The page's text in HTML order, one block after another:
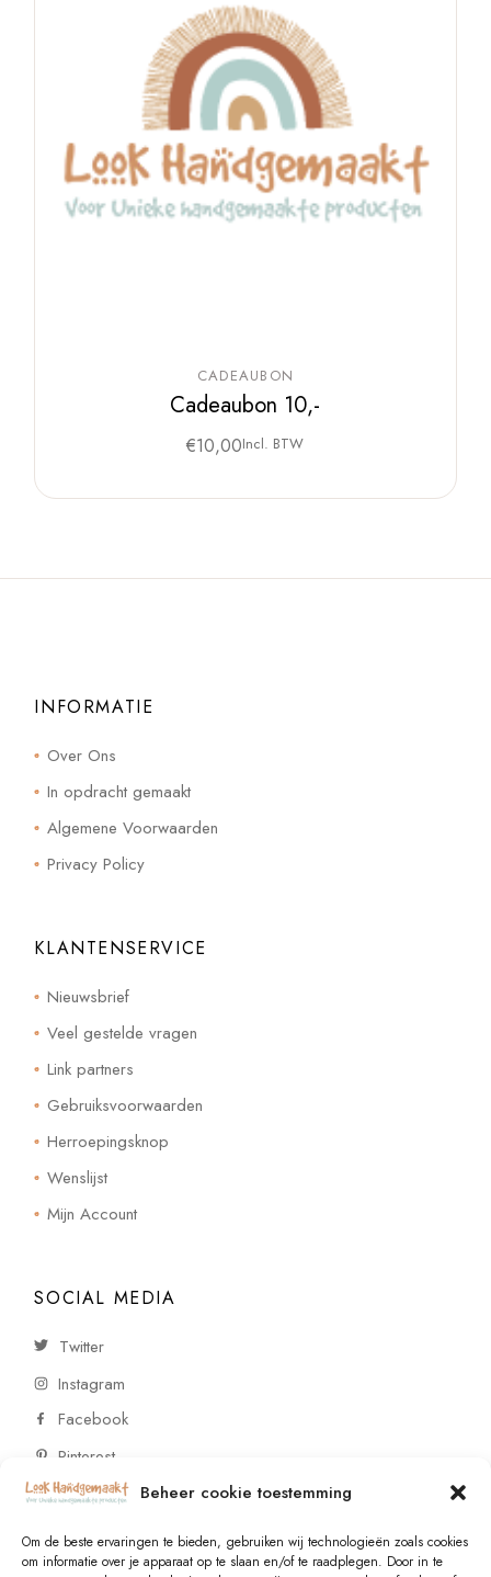
Beheer cookie toestemming
Om de beste ervaringen te bieden, gebruiken wij technologieën zoals cookies
om informatie over je apparaat op te slaan en/of te raadplegen. Door in te
CADEAUBON
Cadeaubon 10,-
€10,00Incl. BTW
INFORMATIE
Over Ons
In opdracht gemaakt
Algemene Voorwaarden
Privacy Policy
KLANTENSERVICE
Nieuwsbrief
Veel gestelde vragen
Link partners
Gebruiksvoorwaarden
Herroepingsknop
Wenslijst
Mijn Account
SOCIAL MEDIA
Twitter
Instagram
Facebook
Pinterest
CONTACT